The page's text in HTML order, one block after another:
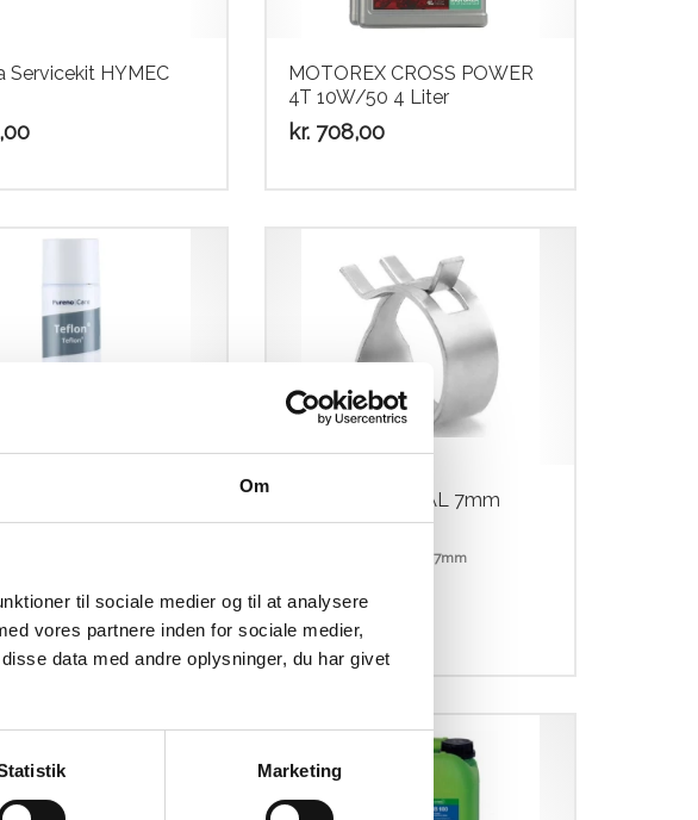
Om
til sociale medier og til at analysere
vores partnere inden for sociale medier,
data med andre oplysninger, du har givet
Marketing
Servicekit HYMEC
MOTOREX CROSS POWER
4T 10W/50 4 Liter
kr.708,00
Spændering STÅL 7mm
Hose tightener STEEL 7mm
kr.6,50